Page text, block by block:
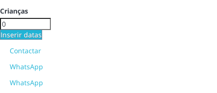
Crianças
Inserir datas
Contactar
WhatsApp
WhatsApp